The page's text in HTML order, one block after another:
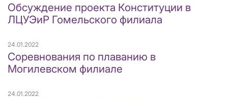
Обсуждение проекта Конституции в
ЛЦУЭиР Гомельского филиала
24.01.2022
Соревнования по плаванию в
Могилевском филиале
24.01.2022